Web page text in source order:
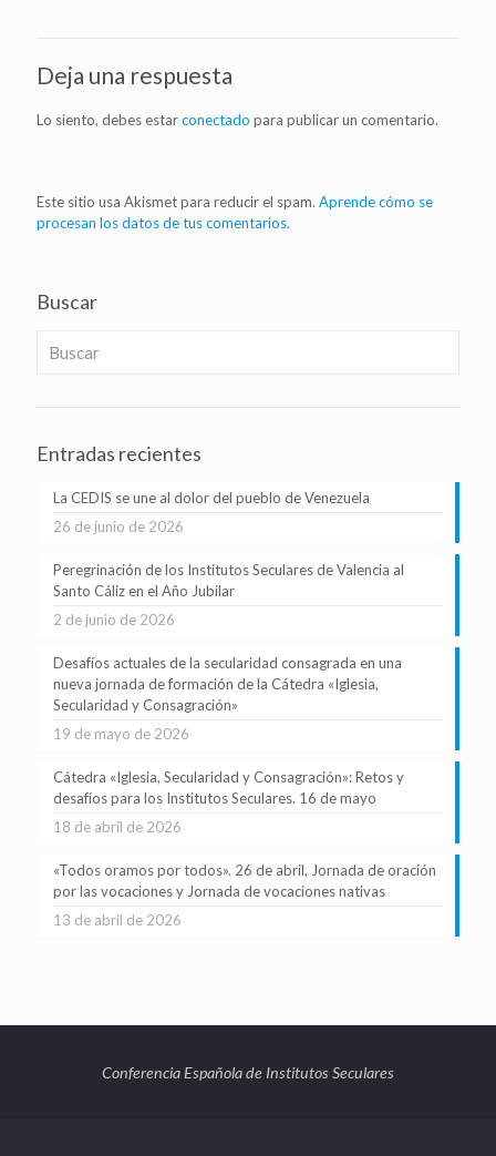
Deja una respuesta
Lo siento, debes estarconectado para publicar un comentario.
Este sitio usa Akismet para reducir el spam. Aprende cómo se
procesan los datos de tus comentarios.
Buscar
Entradas recientes
La CEDIS se une al dolor del pueblo de Venezuela
26 de junio de 2026
Peregrinación de los Institutos Seculares de Valencia al
Santo Cáliz en el Año Jubilar
2 de junio de 2026
Desafíos actuales de la secularidad consagrada en una
nueva jornada de formación de la Cátedra «Iglesia,
Secularidad y Consagración»
19 de mayo de 2026
Cátedra «Iglesia, Secularidad y Consagración»: Retos y
desafíos para los Institutos Seculares. 16 de mayo
18 de abril de 2026
«Todos oramos por todos». 26 de abril, Jornada de oración
por las vocaciones y Jornada de vocaciones nativas
13 de abril de 2026
Conferencia Española de Institutos Seculares